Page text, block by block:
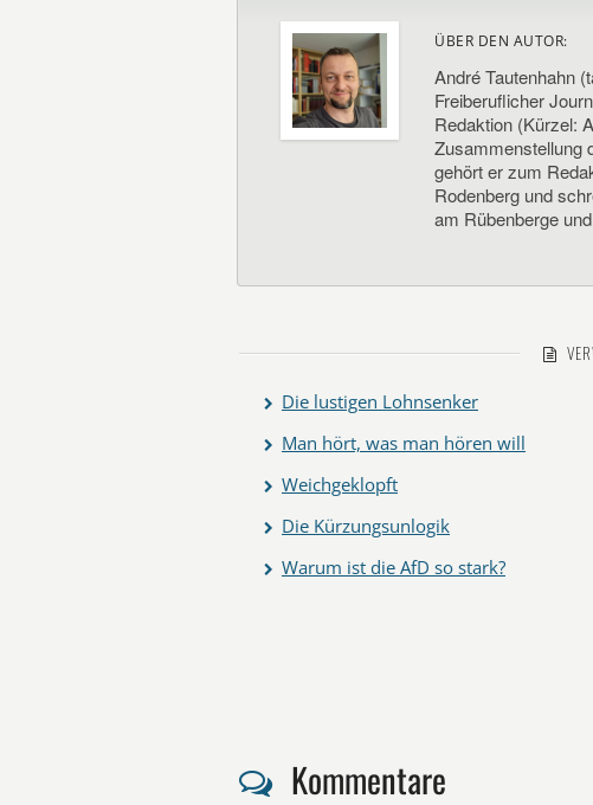
ÜBER DEN AUTOR:
André Tautenhahn
Freiberuflicher
Redaktion (Kürzel:
Zusammenstellung
gehört er zum
Rodenberg und
am Rübenberge
Die lustigen Lohnsenker
Man hört, was man hören will
Weichgeklopft
Die Kürzungsunlogik
Warum ist die AfD so stark?
Kommentare